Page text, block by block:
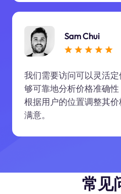
Sam Chui
我们需要访问可以灵活
够可靠地分析价格准确
根据用户的位置调整其
满意。
常见